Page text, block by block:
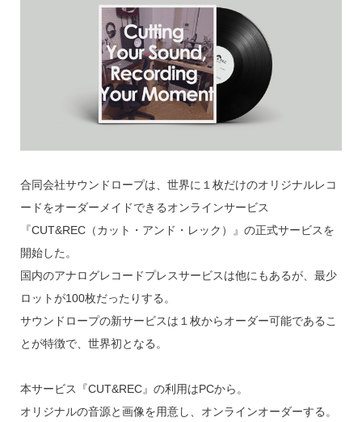
n
a
e
b
o
o
k
合同会社サウンドロープは、世界に１枚だけのオリジナルレコ
ードをオーダーメイドできるオンラインサービス
『CUT&REC（カット・アンド・レック）』の正式サービスを
開始した。
国内のアナログレコードプレスサービスは他にもあるが、最少
ロットが100枚だったりする。
サウンドロープの新サービスは１枚からオーダー可能であるこ
とが特徴で、世界初となる。
本サービス『CUT&REC』の利用はPCから。
オリジナルの音源と画像を用意し、オンラインオーダーする。